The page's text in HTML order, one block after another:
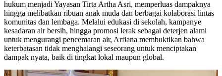
hukum menjadi Yayasan Tirta Artha Asri, memperluas dampaknya
hingga melibatkan ribuan anak muda dan berbagai kolaborasi lintas
komunitas dan lembaga. Melalui edukasi di sekolah, kampanye
kesadaran air bersih, hingga promosi lerak sebagai deterjen alami
untuk mengurangi pencemaran air, Arfiana membuktikan bahwa
keterbatasan tidak menghalangi seseorang untuk menciptakan
dampak nyata, baik di tingkat lokal maupun global.